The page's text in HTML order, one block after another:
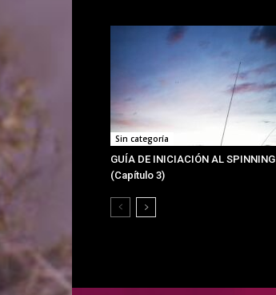
Sin categoría
GUÍA DE INICIACIÓN AL SPINNING
(Capítulo 3)